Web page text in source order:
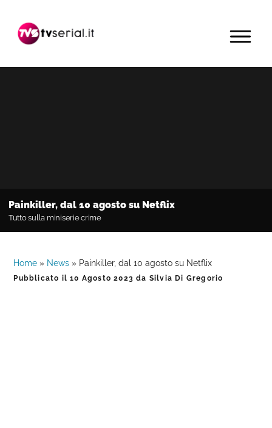
navigazione
contenuto
barra
primaria
MENU
Painkiller, dal 10 agosto su Netflix
Tutto sulla miniserie crime
Home » News » Painkiller, dal 10 agosto su Netflix
Pubblicato il10 Agosto 2023 da Silvia Di Gregorio